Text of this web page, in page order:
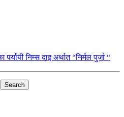
निम्स दाइ अर्थात “निर्मल पुर्जा “
Search